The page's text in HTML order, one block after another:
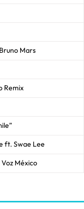
Mars
Remix
ft. Swae Lee
México